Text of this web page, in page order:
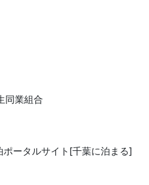
同業組合
ータルサイト[千葉に泊まる]